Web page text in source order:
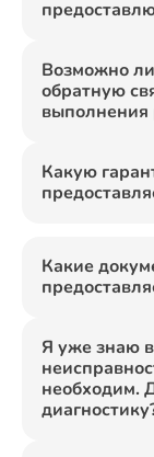
Возможно
обратную
выполнения
Какую
Какие
Я уже знаю
необходим.